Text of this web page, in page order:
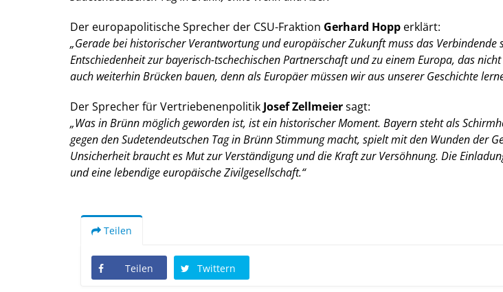
Der europapolitische Sprecher der CSU-Fraktion Gerhard Hopp erklärt:
Gerade bei historischer Verantwortung und europäischer Zukunft muss das
Entschiedenheit zur bayerisch-tschechischen Partnerschaft und zu einem Europa, das
auch weiterhin Brücken bauen, denn als Europäer müssen wir aus unserer Geschichte
Der Sprecher für Vertriebenenpolitik Josef Zellmeiersagt:
Was in Brünn möglich geworden ist, ist ein historischer Moment. Bayern steht als
gegen den Sudetendeutschen Tag in Brünn Stimmung macht, spielt mit den Wunden der
Unsicherheit braucht es Mut zur Verständigung und die Kraft zur Versöhnung. Die
und eine lebendige europäische Zivilgesellschaft.“
Teilen
Teilen Twittern